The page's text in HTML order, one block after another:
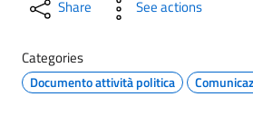
Share See actions
Categories
Documento attività politica